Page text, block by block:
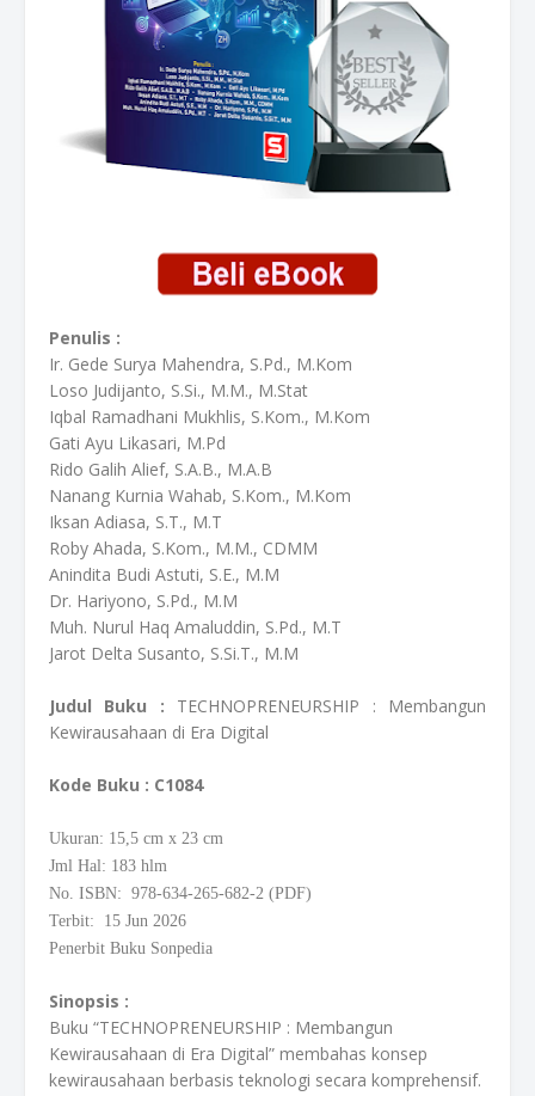
Penulis :
Ir. Gede Surya Mahendra, S.Pd., M.Kom
Loso Judijanto, S.Si., M.M., M.Stat
Iqbal Ramadhani Mukhlis, S.Kom., M.Kom
Gati Ayu Likasari, M.Pd
Rido Galih Alief, S.A.B., M.A.B
Nanang Kurnia Wahab, S.Kom., M.Kom
Iksan Adiasa, S.T., M.T
Roby Ahada, S.Kom., M.M., CDMM
Anindita Budi Astuti, S.E., M.M
Dr. Hariyono, S.Pd., M.M
Muh. Nurul Haq Amaluddin, S.Pd., M.T
Jarot Delta Susanto, S.Si.T., M.M
Judul Buku : TECHNOPRENEURSHIP : Membangun
Kewirausahaan di Era Digital
Kode Buku : C1084
Ukuran: 15,5 cm x 23 cm
Jml Hal: 183 hlm
No. ISBN: 978-634-265-682-2 (PDF)
Terbit: 15 Jun 2026
Penerbit Buku Sonpedia
Sinopsis :
Buku “TECHNOPRENEURSHIP : Membangun
Kewirausahaan di Era Digital” membahas konsep
kewirausahaan berbasis teknologi secara komprehensif.